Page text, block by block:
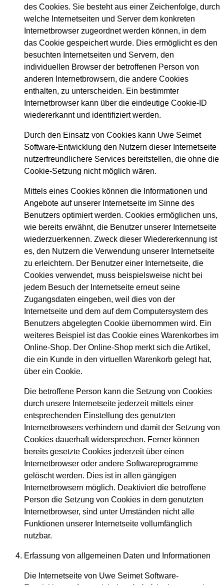
des Cookies. Sie besteht aus einer Zeichenfolge, durch
welche Internetseiten und Server dem konkreten
Internetbrowser zugeordnet werden können, in dem
das Cookie gespeichert wurde. Dies ermöglicht es den
besuchten Internetseiten und Servern, den
individuellen Browser der betroffenen Person von
anderen Internetbrowsern, die andere Cookies
enthalten, zu unterscheiden. Ein bestimmter
Internetbrowser kann über die eindeutige Cookie-ID
wiedererkannt und identifiziert werden.
Durch den Einsatz von Cookies kann Uwe Seimet
Software-Entwicklung den Nutzern dieser Internetseite
nutzerfreundlichere Services bereitstellen, die ohne die
Cookie-Setzung nicht möglich wären.
Mittels eines Cookies können die Informationen und
Angebote auf unserer Internetseite im Sinne des
Benutzers optimiert werden. Cookies ermöglichen uns,
wie bereits erwähnt, die Benutzer unserer Internetseite
wiederzuerkennen. Zweck dieser Wiedererkennung ist
es, den Nutzern die Verwendung unserer Internetseite
zu erleichtern. Der Benutzer einer Internetseite, die
Cookies verwendet, muss beispielsweise nicht bei
jedem Besuch der Internetseite erneut seine
Zugangsdaten eingeben, weil dies von der
Internetseite und dem auf dem Computersystem des
Benutzers abgelegten Cookie übernommen wird. Ein
weiteres Beispiel ist das Cookie eines Warenkorbes im
Online-Shop. Der Online-Shop merkt sich die Artikel,
die ein Kunde in den virtuellen Warenkorb gelegt hat,
über ein Cookie.
Die betroffene Person kann die Setzung von Cookies
durch unsere Internetseite jederzeit mittels einer
entsprechenden Einstellung des genutzten
Internetbrowsers verhindern und damit der Setzung von
Cookies dauerhaft widersprechen. Ferner können
bereits gesetzte Cookies jederzeit über einen
Internetbrowser oder andere Softwareprogramme
gelöscht werden. Dies ist in allen gängigen
Internetbrowsern möglich. Deaktiviert die betroffene
Person die Setzung von Cookies in dem genutzten
Internetbrowser, sind unter Umständen nicht alle
Funktionen unserer Internetseite vollumfänglich
nutzbar.
Erfassung von allgemeinen Daten und Informationen
Die Internetseite von Uwe Seimet Software-